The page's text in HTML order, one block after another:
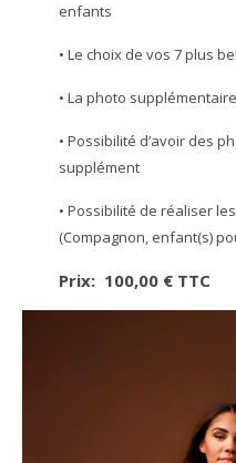
enfants
• Le choix de vos 7 plus
• La photo
• Possibilité d’avoir des
supplément
• Possibilité de réaliser
(Compagnon, enfant(s)
Prix: 100,00 € TTC